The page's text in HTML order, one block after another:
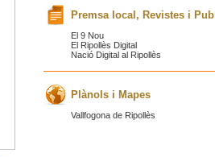
Premsa local, Revistes i
El 9 Nou
El Ripollès Digital
Nació Digital al Ripollès
Plànols i Mapes
Vallfogona de Ripollès